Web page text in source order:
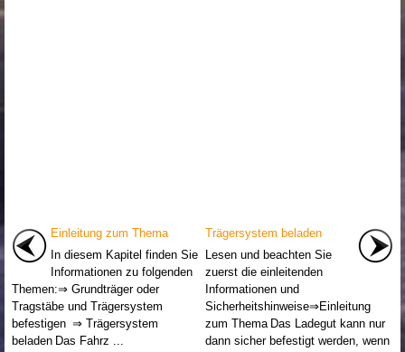
Einleitung zum Thema
In diesem Kapitel finden Sie
Informationen zu folgenden
Themen:⇒ Grundträger oder
Tragstäbe und Trägersystem
befestigen ⇒ Trägersystem
beladen Das Fahrz ...
Trägersystem beladen
Lesen und beachten Sie
zuerst die einleitenden
Informationen und
Sicherheitshinweise⇒Einleitung
zum Thema Das Ladegut kann nur
dann sicher befestigt werden, wenn